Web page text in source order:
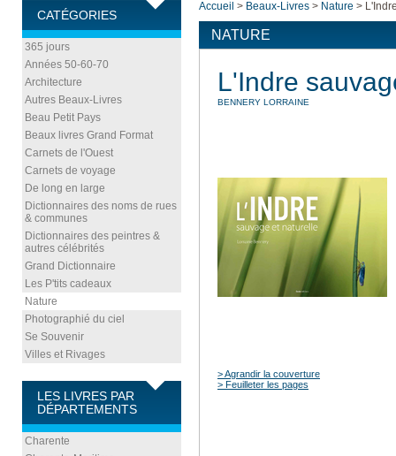
CATÉGORIES
365 jours
Années 50-60-70
Architecture
Autres Beaux-Livres
Beau Petit Pays
Beaux livres Grand Format
Carnets de l'Ouest
Carnets de voyage
De long en large
Dictionnaires des noms de rues
& communes
Dictionnaires des peintres &
autres célébrités
Grand Dictionnaire
Les P'tits cadeaux
Nature
Photographié du ciel
Se Souvenir
Villes et Rivages
LES LIVRES PAR
DÉPARTEMENTS
Charente
Accueil > Beaux-Livres > Nature >
NATURE
L'Indre
BENNERY LORRAINE
> Agrandir la couverture
> Feuilleter les pages